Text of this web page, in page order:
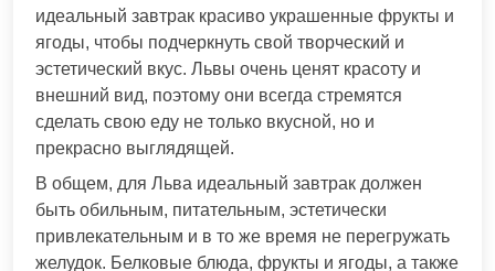
идеальный завтрак красиво украшенные фрукты и
ягоды, чтобы подчеркнуть свой творческий и
эстетический вкус. Львы очень ценят красоту и
внешний вид, поэтому они всегда стремятся
сделать свою еду не только вкусной, но и
прекрасно выглядящей.
В общем, для Льва идеальный завтрак должен
быть обильным, питательным, эстетически
привлекательным и в то же время не перегружать
желудок. Белковые блюда, фрукты и ягоды, а также